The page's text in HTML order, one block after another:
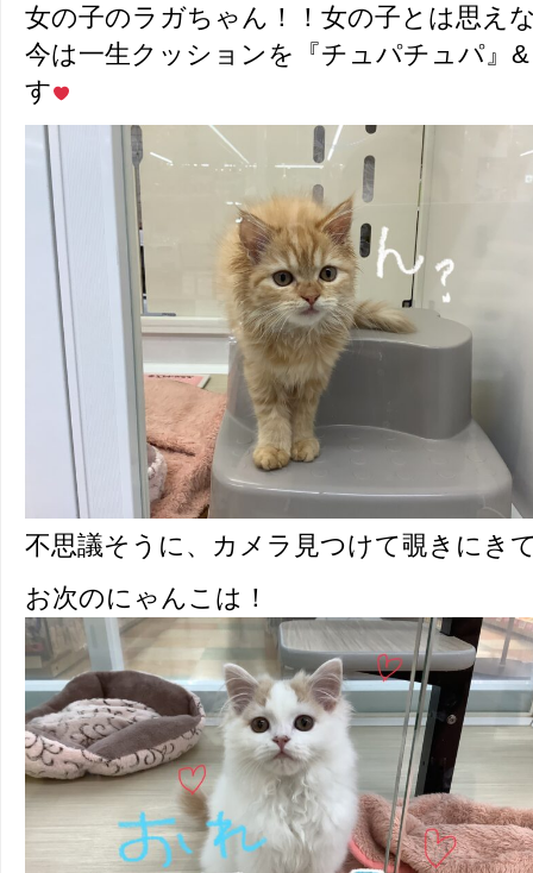
女の子のラガちゃん！！女の子とは思え
今は一生クッションを『チュパチュパ』
す
不思議そうに、カメラ見つけて覗きにき
お次のにゃんこは！